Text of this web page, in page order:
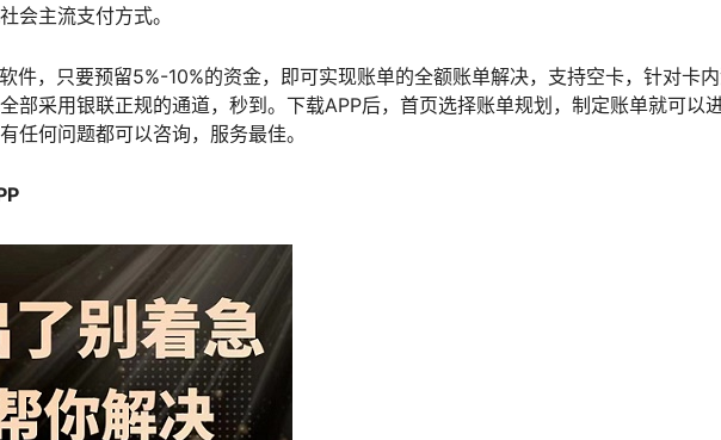
会主流支付方式。
件，只要预留5%-10%的资金，即可实现账单的全额账单解决，支持空卡，针对卡
部采用银联正规的通道，秒到。下载APP后，首页选择账单规划，制定账单就可以
任何问题都可以咨询，服务最佳。